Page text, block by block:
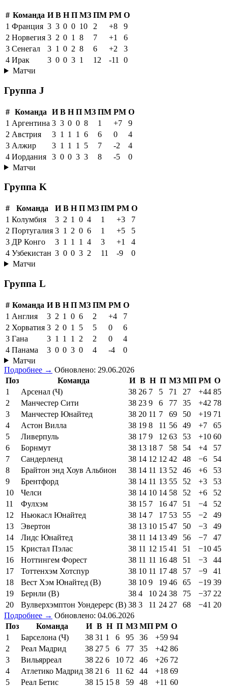
# Команда И В Н П МЗ ПМ РМ О
1 Франция 3 3 0 0 10 2 +8
9
2 Норвегия 3 2 0 1 8 7 +1
6
3 Сенегал 3 1 0 2 8 6 +2
3
4 Ирак 3 0 0 3 1 12 -11
0
Матчи
Группа J
# Команда И В Н П МЗ ПМ РМ О
1 Аргентина 3 3 0 0 8 1 +7
9
2 Австрия 3 1 1 1 6 6 0
4
3 Алжир 3 1 1 1 5 7 -2
4
4 Иордания 3 0 0 3 3 8 -5
0
Матчи
Группа K
# Команда И В Н П МЗ ПМ РМ О
1 Колумбия 3 2 1 0 4 1 +3
7
2 Португалия 3 1 2 0 6 1 +5
5
3 ДР Конго 3 1 1 1 4 3 +1
4
4 Узбекистан 3 0 0 3 2 11 -9
0
Матчи
Группа L
# Команда И В Н П МЗ ПМ РМ О
1 Англия 3 2 1 0 6 2 +4
7
2 Хорватия 3 2 0 1 5 5 0
6
3 Гана 3 1 1 1 2 2 0
4
4 Панама 3 0 0 3 0 4 -4
0
Матчи
Подробнее → Обновлено: 29.06.2026
Поз
Команда И В Н П МЗ МП РМ О
1
Арсенал (Ч) 38 26 7 5 71 27 +44 85
2
Манчестер Сити 38 23 9 6 77 35 +42 78
3
Манчестер Юнайтед 38 20 11 7 69 50 +19 71
4
Астон Вилла 38 19 8 11 56 49 +7
65
5
Ливерпуль 38 17 9 12 63 53 +10 60
6
Борнмут 38 13 18 7 58 54 +4
57
7
Сандерленд 38 14 12 12 42 48 −6
54
8
Брайтон энд Хоув Альбион 38 14 11 13 52 46 +6
53
9
Брентфорд 38 14 11 13 55 52 +3
53
10
Челси 38 14 10 14 58 52 +6
52
11
Фулхэм 38 15 7 16 47 51 −4
52
12
Ньюкасл Юнайтед 38 14 7 17 53 55 −2
49
13
Эвертон 38 13 10 15 47 50 −3
49
14
Лидс Юнайтед 38 11 14 13 49 56 −7
47
15
Кристал Пэлас 38 11 12 15 41 51 −10 45
16
Ноттингем Форест 38 11 11 16 48 51 −3
44
17
Тоттенхэм Хотспур 38 10 11 17 48 57 −9
41
18
Вест Хэм Юнайтед (В) 38 10 9 19 46 65 −19 39
19
Бернли (В) 38 4 10 24 38 75 −37 22
20
Вулверхэмптон Уондерерс (В) 38 3 11 24 27 68 −41 20
Подробнее → Обновлено: 04.06.2026
Поз
Команда И В Н П МЗ МП РМ О
1
Барселона (Ч) 38 31 1 6 95 36 +59 94
2
Реал Мадрид 38 27 5 6 77 35 +42 86
3
Вильярреал 38 22 6 10 72 46 +26 72
4
Атлетико Мадрид 38 21 6 11 62 44 +18 69
5
Реал Бетис 38 15 15 8 59 48 +11 60